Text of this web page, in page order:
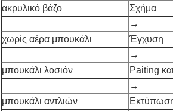
ακρυλικό βάζο
Σχήμα
→
χωρίς αέρα μπουκάλι
Έγχυση
→
μπουκάλι λοσιόν
Paiting
→
μπουκάλι αντλιών